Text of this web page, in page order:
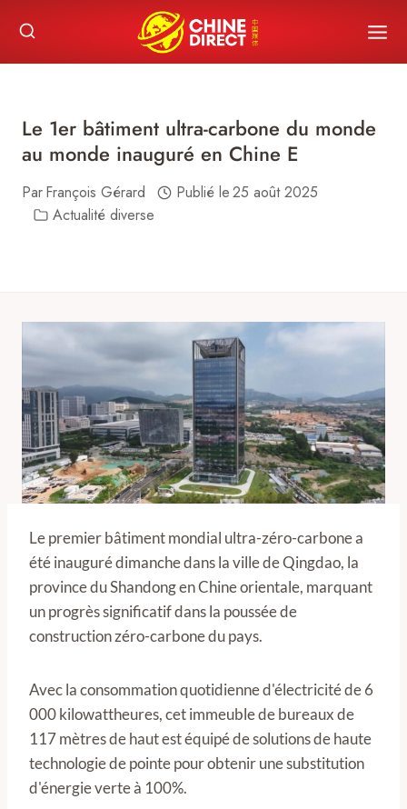
content
Le 1er bâtiment ultra-carbone du monde
au monde inauguré en Chine E
ParFrançois Gérard Publié le25 août 2025
Actualité diverse
Le premier bâtiment mondial ultra-zéro-carbone a
été inauguré dimanche dans la ville de Qingdao, la
province du Shandong en Chine orientale, marquant
un progrès significatif dans la poussée de
construction zéro-carbone du pays.
Avec la consommation quotidienne d'électricité de 6
000 kilowattheures, cet immeuble de bureaux de
117 mètres de haut est équipé de solutions de haute
technologie de pointe pour obtenir une substitution
d'énergie verte à 100%.